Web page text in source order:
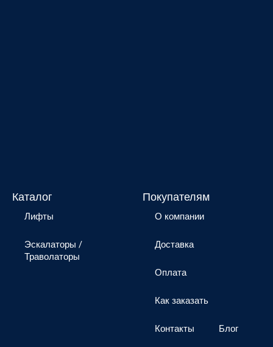
Каталог
Лифты
Эскалаторы /
Траволаторы
Покупателям
О компании
Доставка
Оплата
Как заказать
Контакты Блог